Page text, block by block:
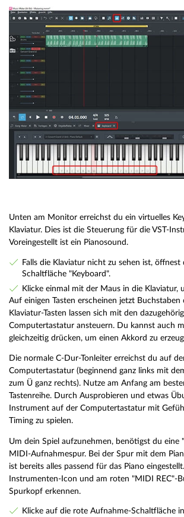
Unten am Monitor erreichst du ein virtuelles
Klaviatur. Dies ist die Steuerung für die VST-
Voreingestellt ist ein Pianosound.
Falls die Klaviatur nicht zu sehen ist, öffnest
Schaltfläche "Keyboard".
Klicke einmal mit der Maus in die Klaviatur,
Auf einigen Tasten erscheinen jetzt Buchstaben
Klaviatur-Tasten lassen sich mit den
Computertastatur ansteuern. Du kannst auch
gleichzeitig drücken, um einen Akkord zu
Die normale C-Dur-Tonleiter erreichst du auf
Computertastatur (beginnend ganz links mit
zum Ü ganz rechts). Nutze am Anfang am
Tastenreihe. Durch Ausprobieren und etwas
Instrument auf der Computertastatur mit
Timing zu spielen.
Um dein Spiel aufzunehmen, benötigst du eine
MIDI-Aufnahmespur. Bei der Spur mit dem
ist bereits alles passend für das Piano
Instrumenten-Icon und am roten "MIDI REC"-
Spurkopf erkennen.
Klicke auf die rote Aufnahme-Schaltfläche